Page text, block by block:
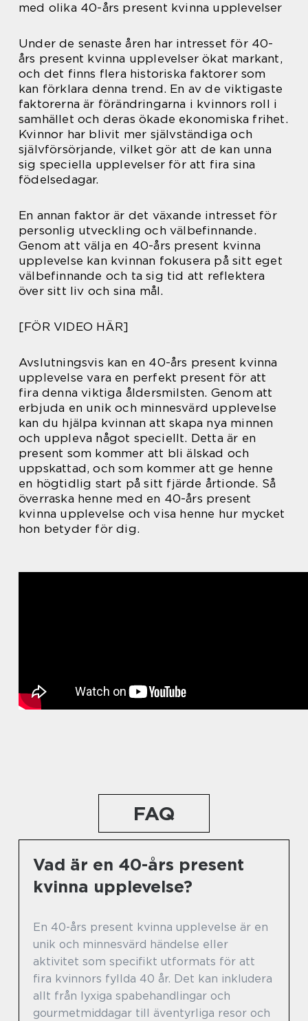
med olika 40-års present kvinna upplevelser
Under de senaste åren har intresset för 40-
års present kvinna upplevelser ökat markant,
och det finns flera historiska faktorer som
kan förklara denna trend. En av de viktigaste
faktorerna är förändringarna i kvinnors roll i
samhället och deras ökade ekonomiska frihet.
Kvinnor har blivit mer självständiga och
självförsörjande, vilket gör att de kan unna
sig speciella upplevelser för att fira sina
födelsedagar.
En annan faktor är det växande intresset för
personlig utveckling och välbefinnande.
Genom att välja en 40-års present kvinna
upplevelse kan kvinnan fokusera på sitt eget
välbefinnande och ta sig tid att reflektera
över sitt liv och sina mål.
[FÖR VIDEO HÄR]
Avslutningsvis kan en 40-års present kvinna
upplevelse vara en perfekt present för att
fira denna viktiga åldersmilsten. Genom att
erbjuda en unik och minnesvärd upplevelse
kan du hjälpa kvinnan att skapa nya minnen
och uppleva något speciellt. Detta är en
present som kommer att bli älskad och
uppskattad, och som kommer att ge henne
en högtidlig start på sitt fjärde årtionde. Så
överraska henne med en 40-års present
kvinna upplevelse och visa henne hur mycket
hon betyder för dig.
FAQ
Vad är en 40-års present
kvinna upplevelse?
En 40-års present kvinna upplevelse är en
unik och minnesvärd händelse eller
aktivitet som specifikt utformats för att
fira kvinnors fyllda 40 år. Det kan inkludera
allt från lyxiga spabehandlingar och
gourmetmiddagar till äventyrliga resor och